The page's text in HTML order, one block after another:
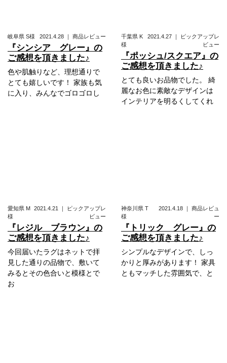
岐阜県 S様 2021.4.28 ｜ 商品レビュー
『シンシア グレー』の
ご感想を頂きました♪
色や肌触りなど、理想通りで
とても嬉しいです！ 家族も気
に入り、みんなでゴロゴロし
千葉県 K
様
2021.4.27 ｜
ピックアップレ
ビュー
『ポッシュ/スクエア』の
ご感想を頂きました♪
とても良いお品物でした。 綺
麗なお色に素敵なデザインは
インテリアを明るくしてくれ
愛知県 M
様
2021.4.21 ｜
ピックアップレ
ビュー
『レジル ブラウン』の
ご感想を頂きました♪
今回届いたラグはネットで拝
見した通りの品物で、敷いて
みるとその色合いと模様とで
お
神奈川県 T
様
2021.4.18 ｜ 商品レビュ
ー
『トリック グレー』の
ご感想を頂きました♪
シンプルなデザインで、しっ
かりと厚みがあります！ 家具
ともマッチした雰囲気で、と